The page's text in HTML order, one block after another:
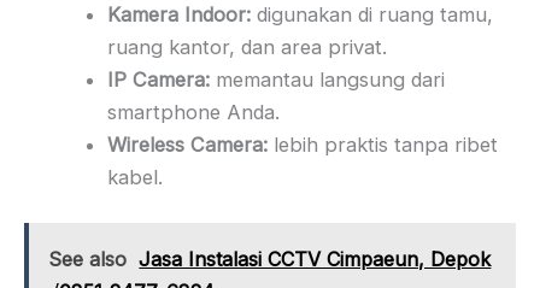
Kamera Indoor: digunakan di ruang tamu,
ruang kantor, dan area privat.
IP Camera: memantau langsung dari
smartphone Anda.
Wireless Camera: lebih praktis tanpa ribet
kabel.
See also Jasa Instalasi CCTV Cimpaeun, Depok